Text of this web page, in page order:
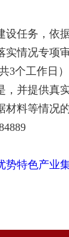
设任务，依
情况专项
3个工作日 ）
，并提供真
料等情况
势特色产业